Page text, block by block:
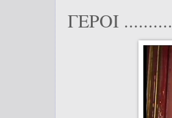
ΓΕΡΟΙ ..........